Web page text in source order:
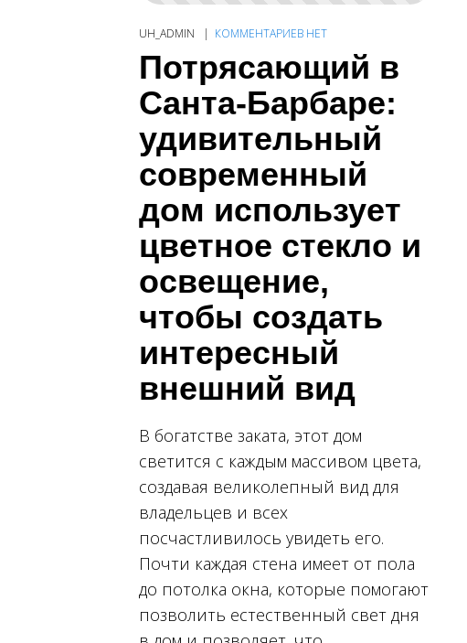
UH_ADMIN КОММЕНТАРИЕВ НЕТ
Потрясающий в
Санта-Барбаре:
удивительный
современный
дом использует
цветное стекло и
освещение,
чтобы создать
интересный
внешний вид
В богатстве заката, этот дом
светится с каждым массивом цвета,
создавая великолепный вид для
владельцев и всех
посчастливилось увидеть его.
Почти каждая стена имеет от пола
до потолка окна, которые помогают
позволить естественный свет дня